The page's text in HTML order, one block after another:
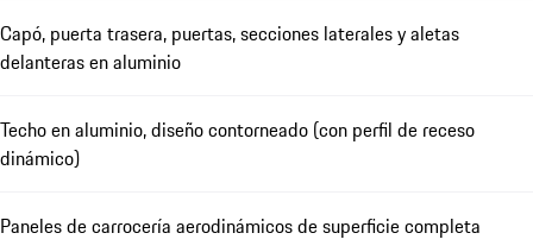
Capó, puerta trasera, puertas, secciones laterales y aletas
delanteras en aluminio
Techo en aluminio, diseño contorneado (con perfil de receso
dinámico)
Paneles de carrocería aerodinámicos de superficie completa